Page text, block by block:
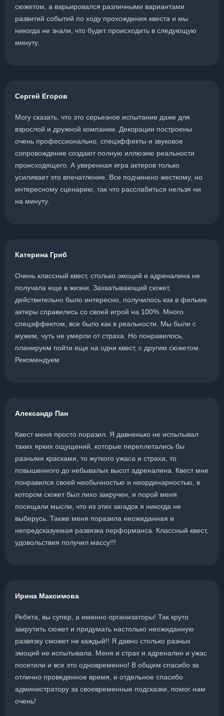
сюжетом, а варьировался различными вариантами
развитий событий по ходу прохождения квеста и мы
никогда не знали, что будет происходить в следующую
минуту.
Сергей Егоров
Могу сказать, что это серьезное испытание даже для
взрослой и дружной компании. Декорации построены
очень профессионально, спецэффекты и звуковое
сопровождение создают полную иллюзию реальности
происходящего. А уверенная игра актеров только
усиливает это впечатление. Все подчинено жесткому, но
интересному сценарию, так что расслабиться нельзя ни
на минуту.
Катерина Гриб
Очень классный квест, столько эмоций и адреналина не
получала еще в жизни. Захватывающий сюжет,
действительно было интересно, получилось как в фильме.
актеры справились со своей игрой на 100%. Много
спецэффектом, все было как в реальности. Мы были с
мужем, чуть не умерли от страха. Но понравилось,
планируем пойти еще на одни квест, с другим сюжетом.
Рекомендуем
Александр Пан
Квест меня просто поразил. Я давненько не испытывал
таких ярких ощущений, которые переплетались бы
разными красками, то жуткого ужаса и страха, то
повышенного до небывалых высот адреналина. Квест мне
понравился своей необычностью и неординарностью, в
котором сюжет был лихо закручен, и порой меня
посещали мысли, что из этих загадок я никогда не
выберусь. Также меня поразила неожиданная и
непредсказуемая развязка перформанса. Классный квест,
удовольствия получил массу!!!
Ирина Максимова
Ребята, вы супер, а именно организаторы! Так круто
закрутить сюжет и придумать настолько неожиданную
развязку сможет не каждый!! Я давно столько разных
эмоций не испытывала. Меня и страх и адреналин и ужас
посетили и все это одновременно! В общем спасибо за
отлично проведенное время, и отдельное спасибо
администратору за своевременные подсказки, помог нам
очень!